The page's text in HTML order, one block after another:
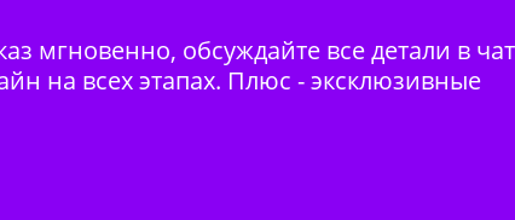
мгновенно, обсуждайте все детали в
на всех этапах. Плюс - эксклюзивные